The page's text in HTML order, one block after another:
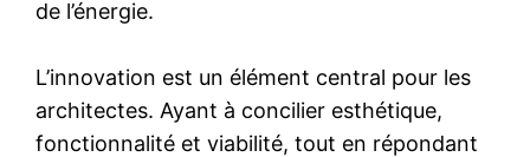
de l’énergie.
L’innovation est un élément central pour les
architectes. Ayant à concilier esthétique,
fonctionnalité et viabilité, tout en répondant